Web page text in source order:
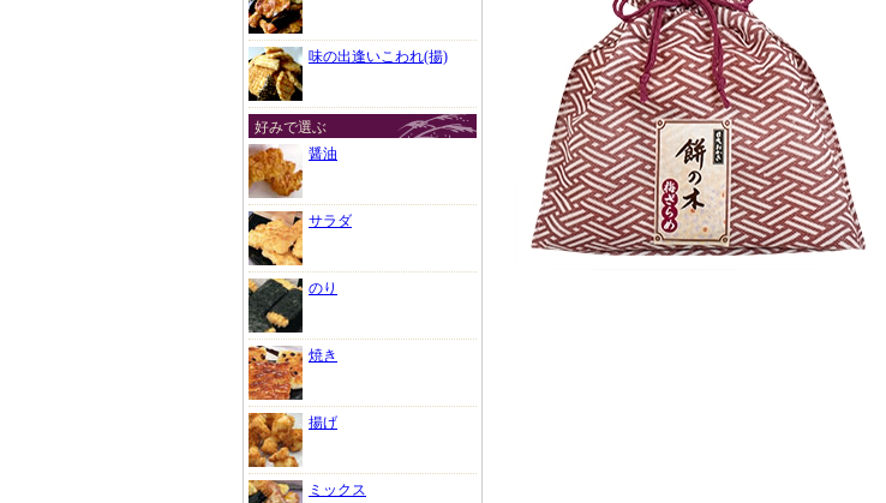
味の出逢いこわれ(揚)
好みで選ぶ
醤油
サラダ
のり
焼き
揚げ
ミックス